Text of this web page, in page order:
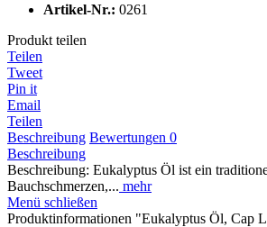
Artikel-Nr.: 0261
Produkt teilen
Teilen
Tweet
Pin it
Email
Teilen
Beschreibung Bewertungen 0
Beschreibung
Beschreibung: Eukalyptus Öl ist ein
Bauchschmerzen,... mehr
Menü schließen
Produktinformationen "Eukalyptus Öl, Cap